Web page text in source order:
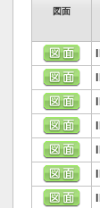
図面